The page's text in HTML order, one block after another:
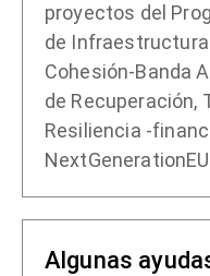
proyectos del
de
Cohesión-Banda
de Recuperación,
Resiliencia -
Algunas